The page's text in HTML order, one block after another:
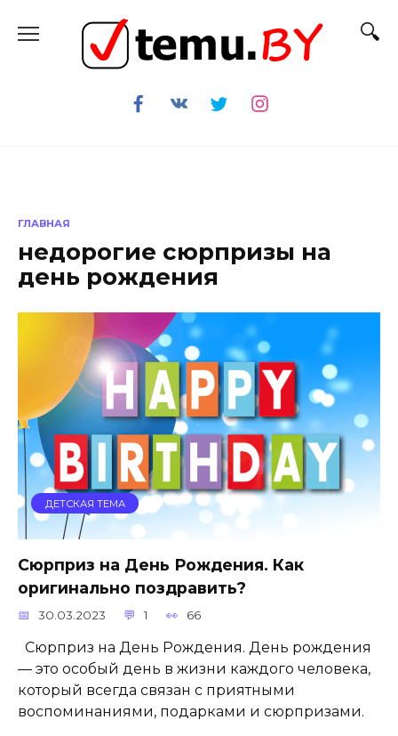
содержанию
ГЛАВНАЯ
недорогие сюрпризы на
день рождения
ДЕТСКАЯ ТЕМА
Сюрприз на День Рождения. Как
оригинально поздравить?
30.03.2023 1 66
Сюрприз на День Рождения. День рождения
— это особый день в жизни каждого человека,
который всегда связан с приятными
воспоминаниями, подарками и сюрпризами.